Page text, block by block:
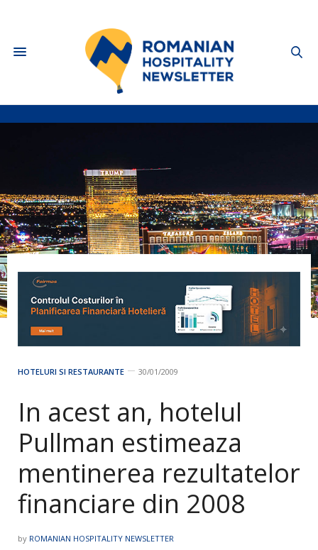
HOTELURI SI RESTAURANTE 30/01/2009
In acest an, hotelul
Pullman estimeaza
mentinerea rezultatelor
financiare din 2008
by ROMANIAN HOSPITALITY NEWSLETTER